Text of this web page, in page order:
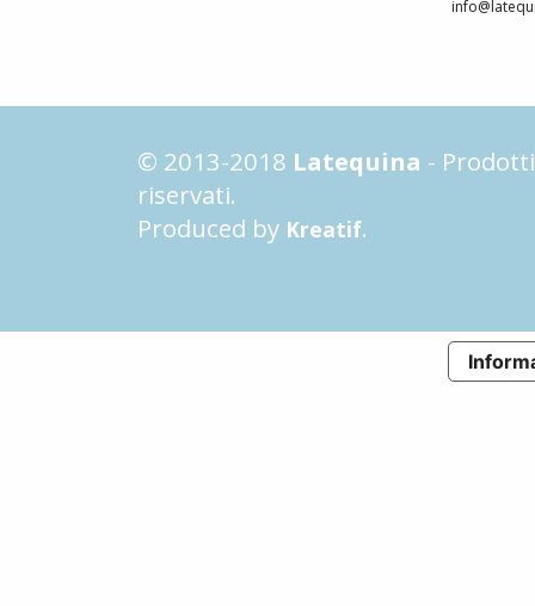
© 2013-2018 Latequina -
riservati.
Produced by Kreatif.